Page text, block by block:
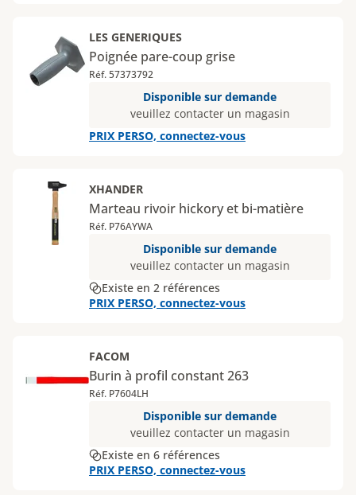
LES GENERIQUES
Poignée pare-coup grise
Réf. 57373792
Disponible sur demande
veuillez contacter un magasin
PRIX PERSO, connectez-vous
XHANDER
Marteau rivoir hickory et bi-matière
Réf. P76AYWA
Disponible sur demande
veuillez contacter un magasin
Existe en 2 références
PRIX PERSO, connectez-vous
FACOM
Burin à profil constant 263
Réf. P7604LH
Disponible sur demande
veuillez contacter un magasin
Existe en 6 références
PRIX PERSO, connectez-vous